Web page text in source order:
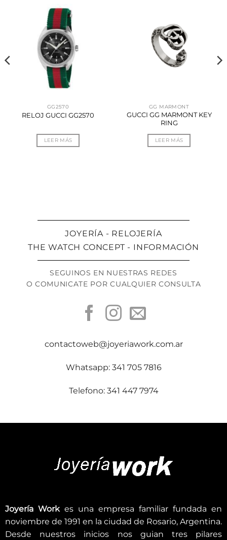
GG2570
RELOJ GUCCI GG2570
LEER MÁS
GG MARMONT
GUCCI GG MARMONT KEY
RING
LEER MÁS
JOYERÍA - RELOJERÍA
THE WATCH CONCEPT - INFORMACIÓN
SEGUINOS EN NUESTRAS REDES
O COMUNICATE POR CUALQUIER CONSULTA
contactoweb@joyeriawork.com.ar
Whatsapp: 341 705 7816
Telefono: 341 447 7974
Joyería Workes una empresa familiar fundada en
noviembre de 1991 en la ciudad de Rosario, Argentina.
Desde nuestros inicios nos guian tres pilares